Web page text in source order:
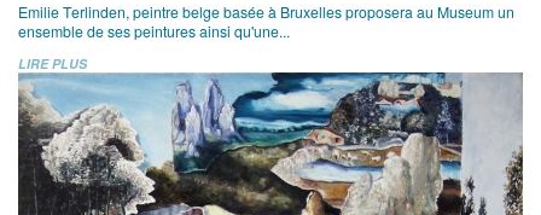
Emilie Terlinden, peintre belge basée à Bruxelles proposera au Museum un
ensemble de ses peintures ainsi qu'une...
LIRE PLUS